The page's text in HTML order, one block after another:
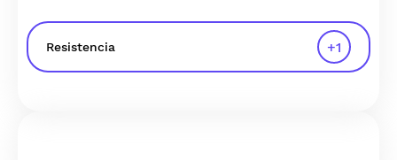
Resistencia +1